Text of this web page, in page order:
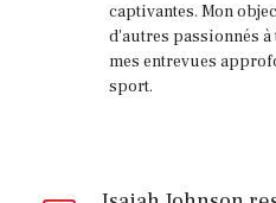
captivantes. Mon
d'autres passionnés
mes entrevues
sport.